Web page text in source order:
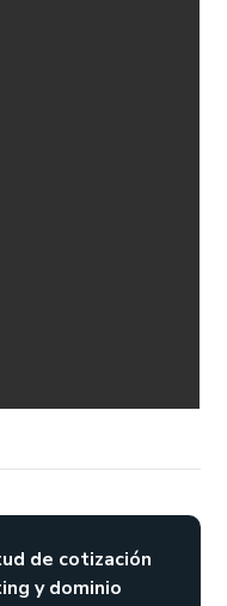
de cotización
y dominio